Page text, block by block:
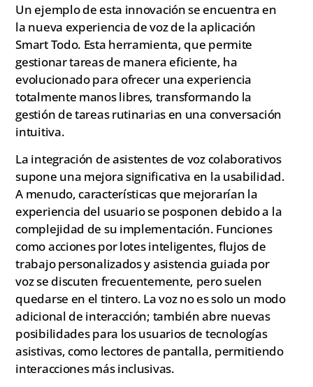
Un ejemplo de esta innovación se encuentra en
la nueva experiencia de voz de la aplicación
Smart Todo. Esta herramienta, que permite
gestionar tareas de manera eficiente, ha
evolucionado para ofrecer una experiencia
totalmente manos libres, transformando la
gestión de tareas rutinarias en una conversación
intuitiva.
La integración de asistentes de voz colaborativos
supone una mejora significativa en la usabilidad.
A menudo, características que mejorarían la
experiencia del usuario se posponen debido a la
complejidad de su implementación. Funciones
como acciones por lotes inteligentes, flujos de
trabajo personalizados y asistencia guiada por
voz se discuten frecuentemente, pero suelen
quedarse en el tintero. La voz no es solo un modo
adicional de interacción; también abre nuevas
posibilidades para los usuarios de tecnologías
asistivas, como lectores de pantalla, permitiendo
interacciones más inclusivas.